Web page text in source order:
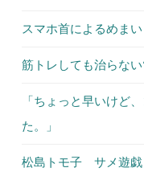
スマホ首によるめまい
筋トレしても治らな
「ちょっと早いけど
た。」
松島トモ子 サメ遊戯